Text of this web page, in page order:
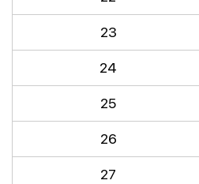
23
24
25
26
27